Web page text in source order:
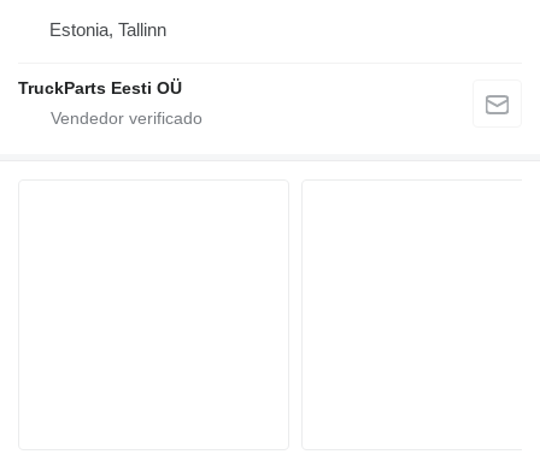
Estonia, Tallinn
TruckParts Eesti OÜ